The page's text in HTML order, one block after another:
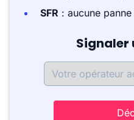
SFR : aucune
Signaler